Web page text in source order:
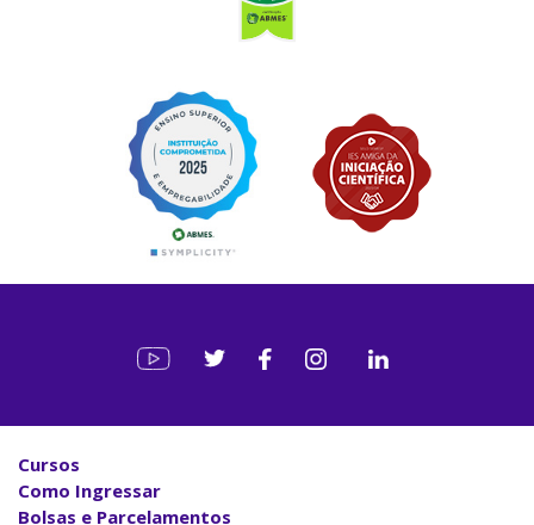
Cursos
Como Ingressar
Bolsas e Parcelamentos